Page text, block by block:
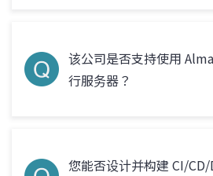
该公司是否支持使用
行服务器？
您能否设计并构建 CI/